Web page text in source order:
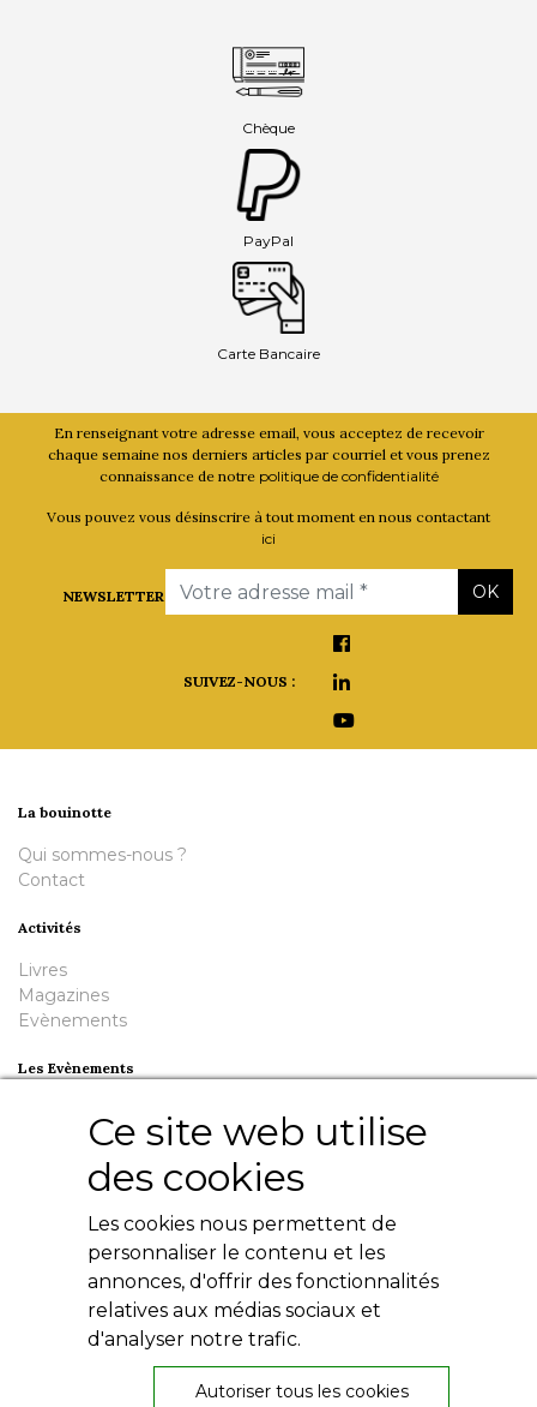
Ce site web utilise
des cookies
Les cookies nous permettent de
personnaliser le contenu et les
annonces, d'offrir des fonctionnalités
relatives aux médias sociaux et
d'analyser notre trafic.
Autoriser tous les cookies
Chèque
PayPal
Carte Bancaire
En renseignant votre adresse email, vous acceptez de recevoir
chaque semaine nos derniers articles par courriel et vous prenez
connaissance de notre politique de confidentialité
Vous pouvez vous désinscrire à tout moment en nous contactant
ici
NEWSLETTER
Email OK
SUIVEZ-NOUS :
La bouinotte
Qui sommes-nous ?
Contact
Activités
Livres
Magazines
Evènements
Les Evènements
Nuit de la Bouinotte
Besoin d'aide ?
Livres numériques
Mentions légales
Conditions générales
Politique de confidentialité